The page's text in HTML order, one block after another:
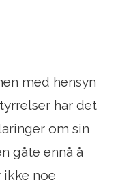
med hensyn
har det
om sin
gåte ennå å
noe